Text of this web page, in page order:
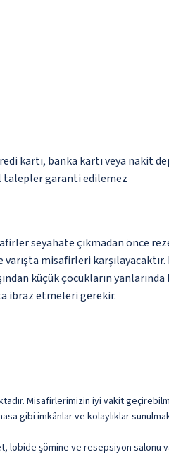
kartı, banka kartı veya nakit
talepler garanti edilemez
seyahate çıkmadan önce
misafirleri
küçük çocukların
ibraz etmeleri gerekir.
Misafirlerimizin iyi vakit
gibi imkânlar ve kolaylıklar
lobide şömine ve resepsiyon salonu